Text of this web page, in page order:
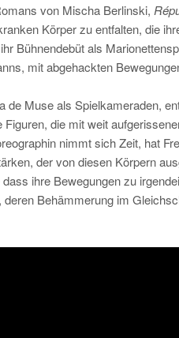
von Mischa Berlinski,
Körper zu entfalten, die
Bühnendebüt als
mit abgehackten
de Muse als Spielkameraden,
Figuren, die mit weit
nimmt sich Zeit, hat
der von diesen Körpern
ihre Bewegungen zu
Behämmerung im